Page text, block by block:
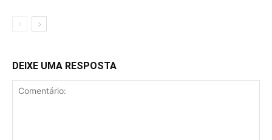
DEIXE UMA RESPOSTA